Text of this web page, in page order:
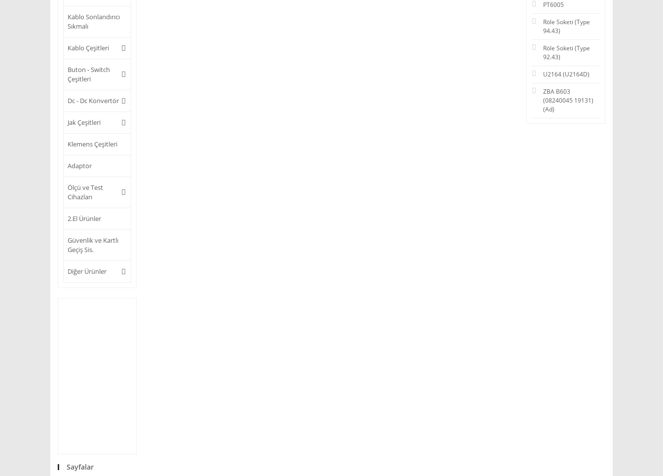
Kablo Sonlandırıcı
Sıkmalı
Kablo Çeşitleri
Buton - Switch
Çeşitleri
Dc - Dc Konvertör
Jak Çeşitleri
Klemens Çeşitleri
Adaptör
Ölçü ve Test
Cihazları
2.El Ürünler
Güvenlik ve Kartlı
Geçiş Sis.
Diğer Ürünler
Sayfalar
PT6005
Röle Soketi (Type
94.43)
Röle Soketi (Type
92.43)
U2164 (U2164D)
ZBA B603
(08240045 19131)
(Ad)